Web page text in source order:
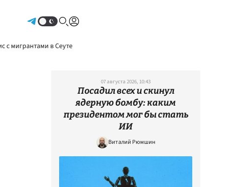
с мигрантами в Сеуте
07 августа 2026, 10:43
Посадил всех и скинул
ядерную бомбу: каким
президентом мог бы стать
ИИ
Виталий Рюмшин